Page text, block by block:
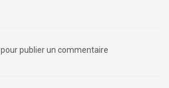
pour publier un commentaire